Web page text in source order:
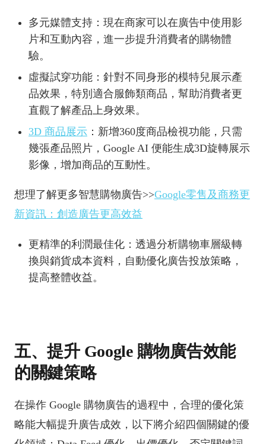
多元媒體支持：現在商家可以在廣告中使用影
片和互動內容，進一步提升消費者的購物體
驗。
虛擬試穿功能：針對不同身形的模特兒展示產
品效果，特別適合服飾類商品，幫助消費者更
直觀了解產品上身效果。
3D 商品展示 ：新增360度商品檢視功能，只需
幾張產品照片，Google AI 便能生成3D旋轉展示
影像，增加商品的互動性。
想理了解更多智慧購物廣告>>Google零售及商務更
新資訊：創造廣告更高效益
更精準的利潤最佳化：透過分析購物車層級轉
換與銷貨成本資料，自動優化廣告投放策略，
提高整體收益。
五、提升 Google 購物廣告效能
的關鍵策略
在操作 Google 購物廣告的過程中，合理的優化策
略能大幅提升廣告成效，以下將介紹四個關鍵的優